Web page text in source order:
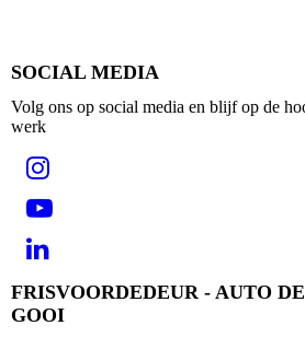
SOCIAL MEDIA
Volg ons op social media en blijf op de
werk
FRISVOORDEDEUR - AUTO
GOOI